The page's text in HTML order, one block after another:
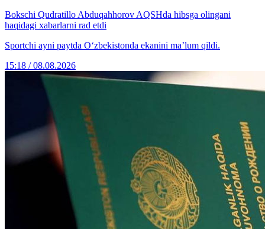
Bokschi Qudratillo Abduqahhorov AQSHda hibsga olingani
haqidagi xabarlarni rad etdi
Sportchi ayni paytda O‘zbekistonda ekanini ma’lum qildi.
15:18 / 08.08.2026